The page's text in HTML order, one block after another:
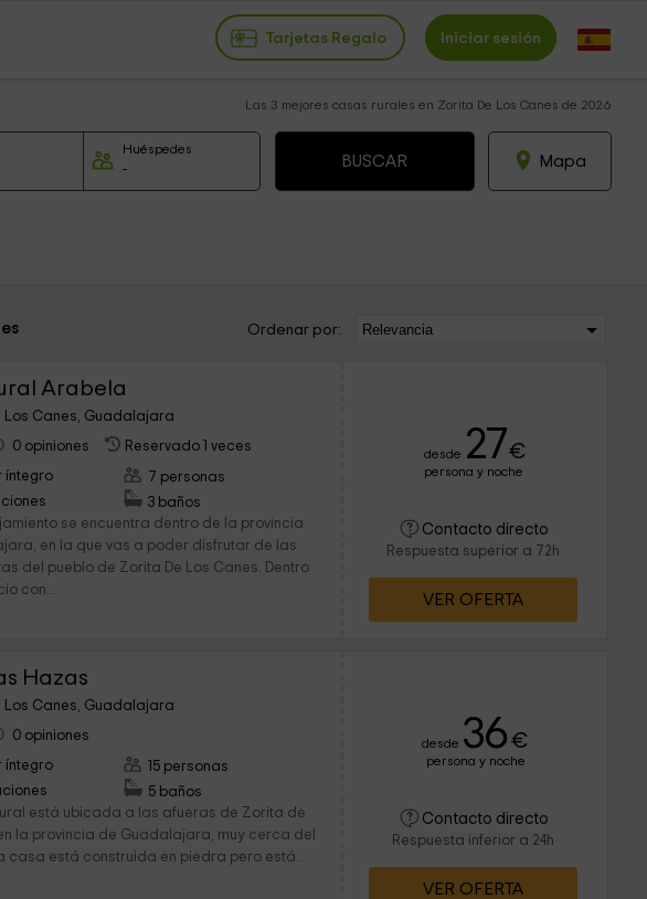
Tarjetas Regalo Iniciar sesión
Las 3 mejores casas rurales en Zorita De Los Canes de 2026
Huéspedes
Mapa
Ordenar por:
Arabela
Los Canes, Guadalajara
0 opiniones
Reservado 1 veces
íntegro
7 personas
3 baños
se encuentra dentro de la provincia
en la que vas a poder disfrutar de las
del pueblo de Zorita De Los Canes. Dentro
con...
desde 27€
persona y noche
Contacto directo
Respuesta superior a 72h
VER OFERTA
Hazas
Los Canes, Guadalajara
0 opiniones
íntegro
15 personas
5 baños
está ubicada a las afueras de Zorita de
la provincia de Guadalajara, muy cerca del
casa está construida en piedra pero está...
desde 36 €
persona y noche
Contacto directo
Respuesta inferior a 24h
VER OFERTA